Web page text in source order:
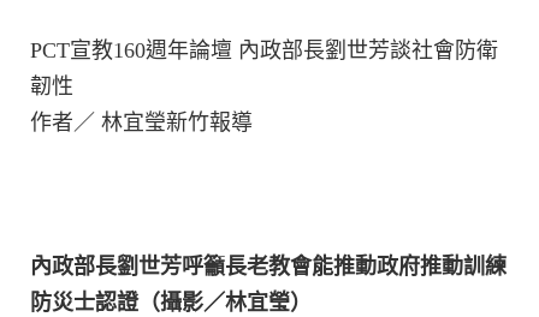
PCT宣教160週年論壇 內政部長劉世芳談社會防衛
韌性
作者／ 林宜瑩新竹報導
內政部長劉世芳呼籲長老教會能推動政府推動訓練
防災士認證（攝影／林宜瑩）